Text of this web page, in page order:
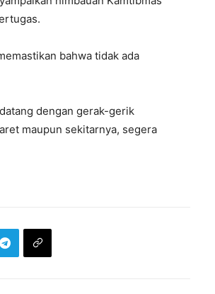
bahwa tidak ada
dengan gerak-gerik
maupun sekitarnya, segera